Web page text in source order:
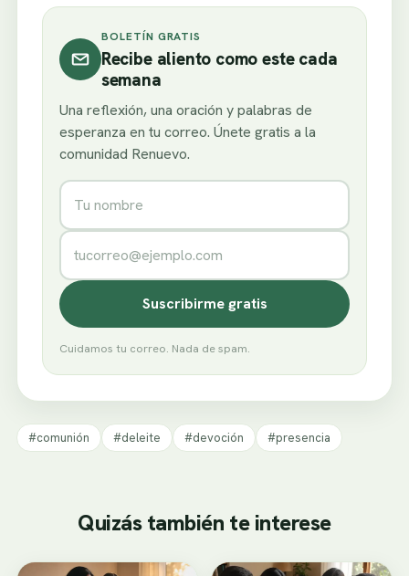
BOLETÍN GRATIS
Recibe aliento como este cada
semana
Una reflexión, una oración y palabras de
esperanza en tu correo. Únete gratis a la
comunidad Renuevo.
Nombre
Correo electrónico
Suscribirme gratis
Cuidamos tu correo. Nada de spam.
#comunión #deleite #devoción #presencia
Quizás también te interese